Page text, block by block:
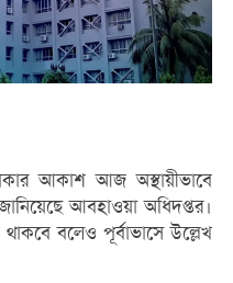
আকাশ আজ অস্থায়ীভাবে
আবহাওয়া অধিদপ্তর।
বলেও পূর্বাভাসে উল্লেখ